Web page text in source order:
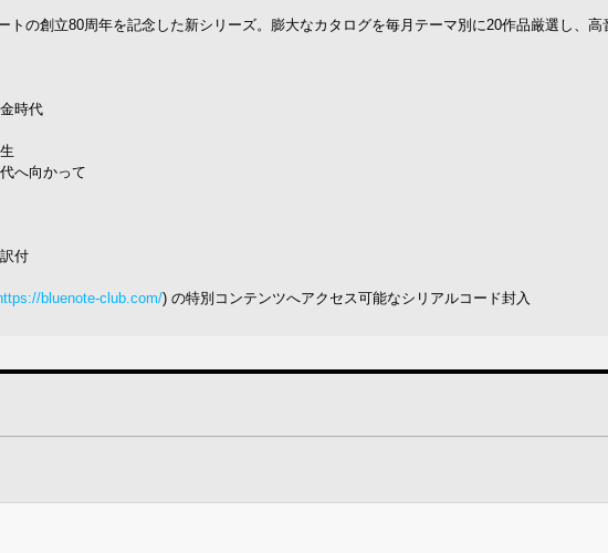
トの創立80周年を記念した新シリーズ。膨大なカタログを毎月テーマ別に20作品厳選し、高
時代
へ向かって
付
bluenote-club.com/) の特別コンテンツへアクセス可能なシリアルコード封入